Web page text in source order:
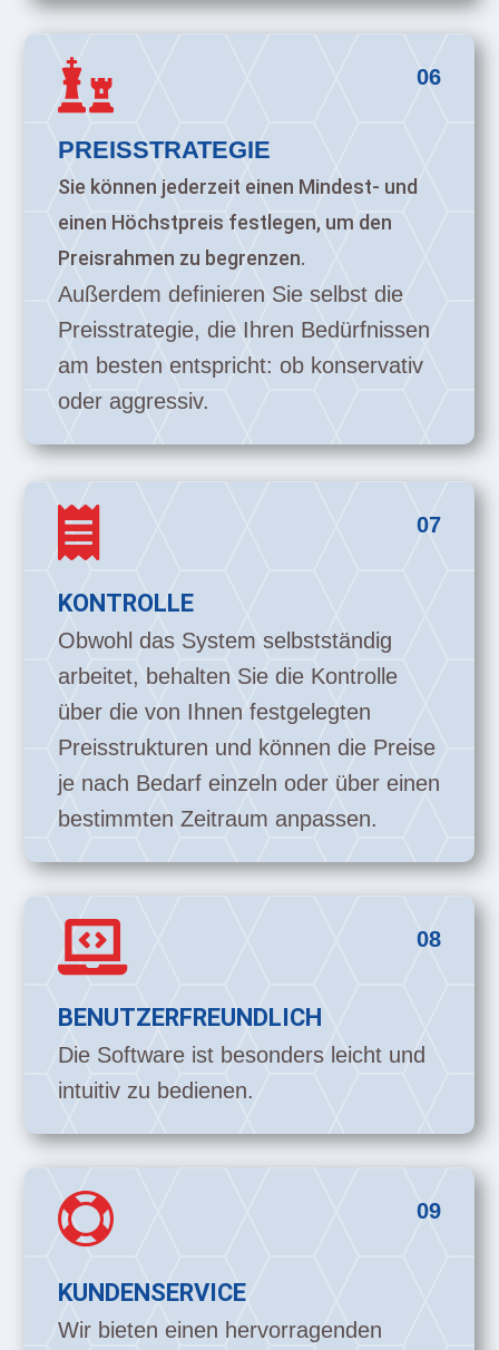
06

PREISSTRATEGIE
Sie können jederzeit einen Mindest- und
einen Höchstpreis festlegen, um den
Preisrahmen zu begrenzen.
Außerdem definieren Sie selbst die
Preisstrategie, die Ihren Bedürfnissen
am besten entspricht: ob konservativ
oder aggressiv.
07

KONTROLLE
Obwohl das System selbstständig
arbeitet, behalten Sie die Kontrolle
über die von Ihnen festgelegten
Preisstrukturen und können die Preise
je nach Bedarf einzeln oder über einen
bestimmten Zeitraum anpassen.
08

BENUTZERFREUNDLICH
Die Software ist besonders leicht und
intuitiv zu bedienen.
09

KUNDENSERVICE
Wir bieten einen hervorragenden